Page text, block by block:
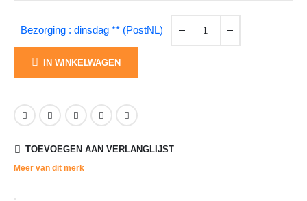
Bezorging : dinsdag ** (PostNL)
IN WINKELWAGEN
TOEVOEGEN AAN VERLANGLIJST
Meer van dit merk